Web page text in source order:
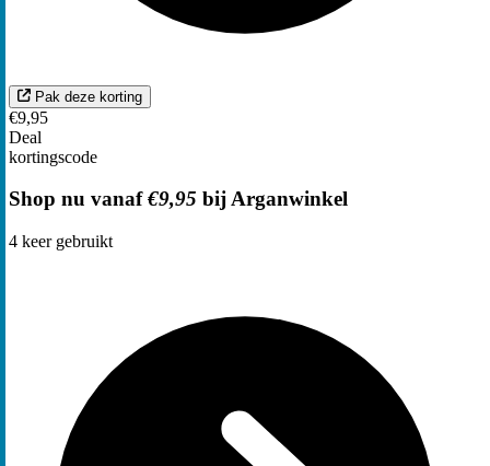
Pak deze korting
€9,95
Deal
kortingscode
Shop nu vanaf€9,95 bij Arganwinkel
4 keer gebruikt